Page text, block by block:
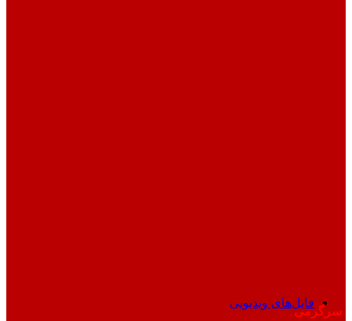
فایل‌های ویدیویی
سرگرمی